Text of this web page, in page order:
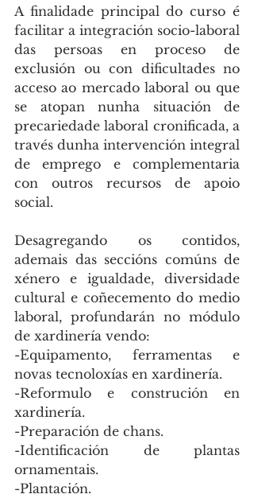
A finalidade principal do curso é
facilitar a integración socio-laboral
das persoas en proceso de
exclusión ou con dificultades no
acceso ao mercado laboral ou que
se atopan nunha situación de
precariedade laboral cronificada, a
través dunha intervención integral
de emprego e complementaria
con outros recursos de apoio
social.
Desagregando os contidos,
ademais das seccións comúns de
xénero e igualdade, diversidade
cultural e coñecemento do medio
laboral, profundarán no módulo
de xardinería vendo:
-Equipamento, ferramentas e
novas tecnoloxías en xardinería.
-Reformulo e construción en
xardinería.
-Preparación de chans.
-Identificación de plantas
ornamentais.
-Plantación.